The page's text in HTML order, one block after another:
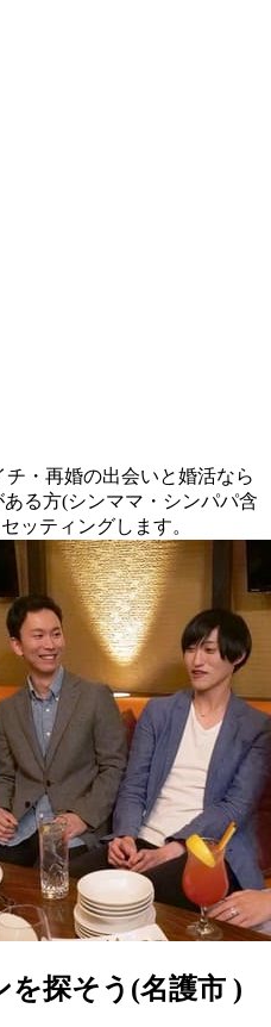
・再婚の出会いと婚活なら
る方(シンママ・シンパパ含
ッティングします。
探そう(名護市 )